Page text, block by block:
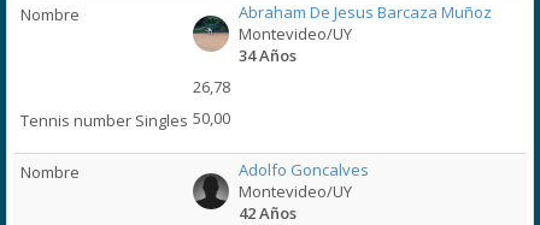
Abraham De Jesus Barcaza Muñoz
Montevideo/UY
34 Años
26,78
50,00
Adolfo Goncalves
Montevideo/UY
42 Años